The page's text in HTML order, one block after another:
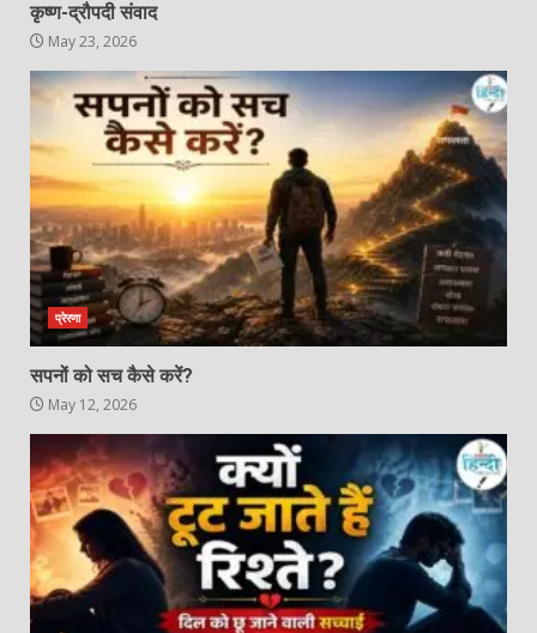
कृष्ण-द्रौपदी संवाद
May 23, 2026
प्रेरणा
सपनों को सच कैसे करें?
May 12, 2026